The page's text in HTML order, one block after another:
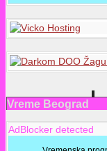
Vreme Beograd
AdBlocker detected